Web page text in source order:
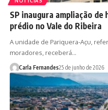
SP inaugura ampliação
prédio no Vale do Ribeira
A unidade de Pariquera-Açu,
moradores, receberá…
Carla Fernandes25 de junho de 2026